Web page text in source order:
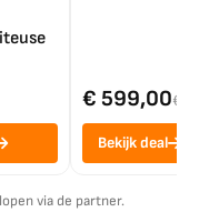
€ 599,00€
Bekijk deal
via de partner.